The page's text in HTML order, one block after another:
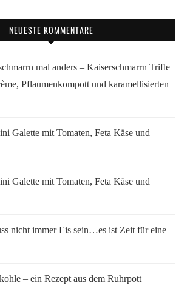
NEUESTE KOMMENTARE
mal anders – Kaiserschmarrn Trifle
Pflaumenkompott und karamellisierten
Galette mit Tomaten, Feta Käse und
Galette mit Tomaten, Feta Käse und
nicht immer Eis sein…es ist Zeit für eine
– ein Rezept aus dem Ruhrpott